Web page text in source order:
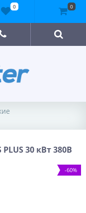
30 кВт 380В
-60%
0 0